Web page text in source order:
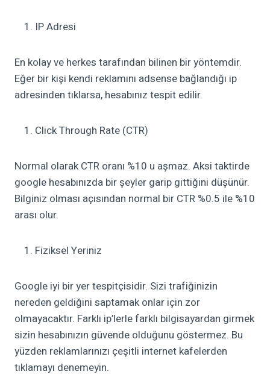
IP Adresi
En kolay ve herkes tarafından bilinen bir yöntemdir.
Eğer bir kişi kendi reklamını adsense bağlandığı ip
adresinden tıklarsa, hesabınız tespit edilir.
Click Through Rate (CTR)
Normal olarak CTR oranı %10 u aşmaz. Aksi taktirde
google hesabınızda bir şeyler garip gittiğini düşünür.
Bilginiz olması açısından normal bir CTR %0.5 ile %10
arası olur.
Fiziksel Yeriniz
Google iyi bir yer tespitçisidir. Sizi trafiğinizin
nereden geldiğini saptamak onlar için zor
olmayacaktır. Farklı ip’lerle farklı bilgisayardan girmek
sizin hesabınızın güvende olduğunu göstermez. Bu
yüzden reklamlarınızı çeşitli internet kafelerden
tıklamayı denemeyin.